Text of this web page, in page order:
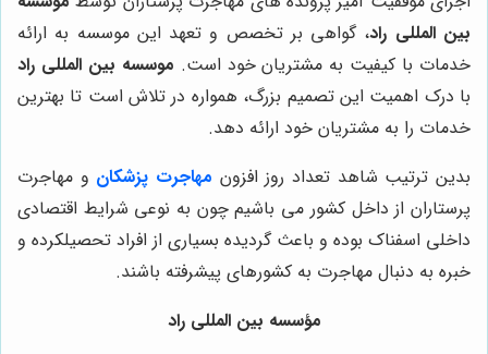
بین المللی راد، گواهی بر تخصص و تعهد این موسسه به ارائه
خدمات با کیفیت به مشتریان خود است. موسسه بین المللی راد
با درک اهمیت این تصمیم بزرگ، همواره در تلاش است تا بهترین
خدمات را به مشتریان خود ارائه دهد.
بدین ترتیب شاهد تعداد روز افزون مهاجرت پزشکان و مهاجرت
پرستاران از داخل کشور می باشیم چون به نوعی شرایط اقتصادی
داخلی اسفناک بوده و باعث گردیده بسیاری از افراد تحصیلکرده و
خبره به دنبال مهاجرت به کشورهای پیشرفته باشند.
مؤسسه بین المللی راد